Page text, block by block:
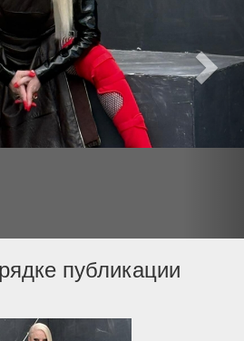
публикации